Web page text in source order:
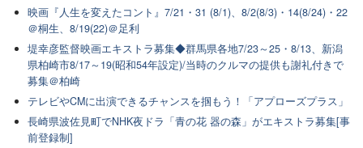
映画『人生を変えたコント』7/21・31 (8/1)、8/2(8/3)・14(8/24)・22
＠桐生、8/19(22)＠足利
堤幸彦監督映画エキストラ募集◆群馬県各地7/23～25・8/13、新潟
県柏崎市8/17～19(昭和54年設定)/当時のクルマの提供も謝礼付きで
募集＠柏崎
テレビやCMに出演できるチャンスを掴もう！「アプローズプラス」
長崎県波佐見町でNHK夜ドラ「青の花 器の森」がエキストラ募集[事
前登録制]